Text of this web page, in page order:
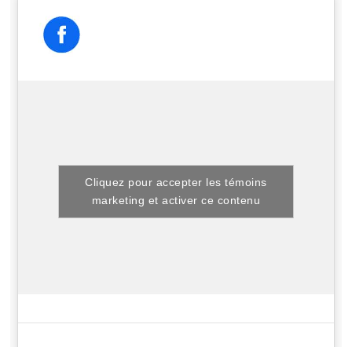
Cliquez pour accepter les témoins
marketing et activer ce contenu